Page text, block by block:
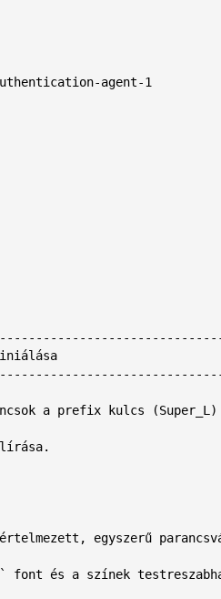
agent-1
a prefix kulcs (Super_L)
egyszerű
font és a színek